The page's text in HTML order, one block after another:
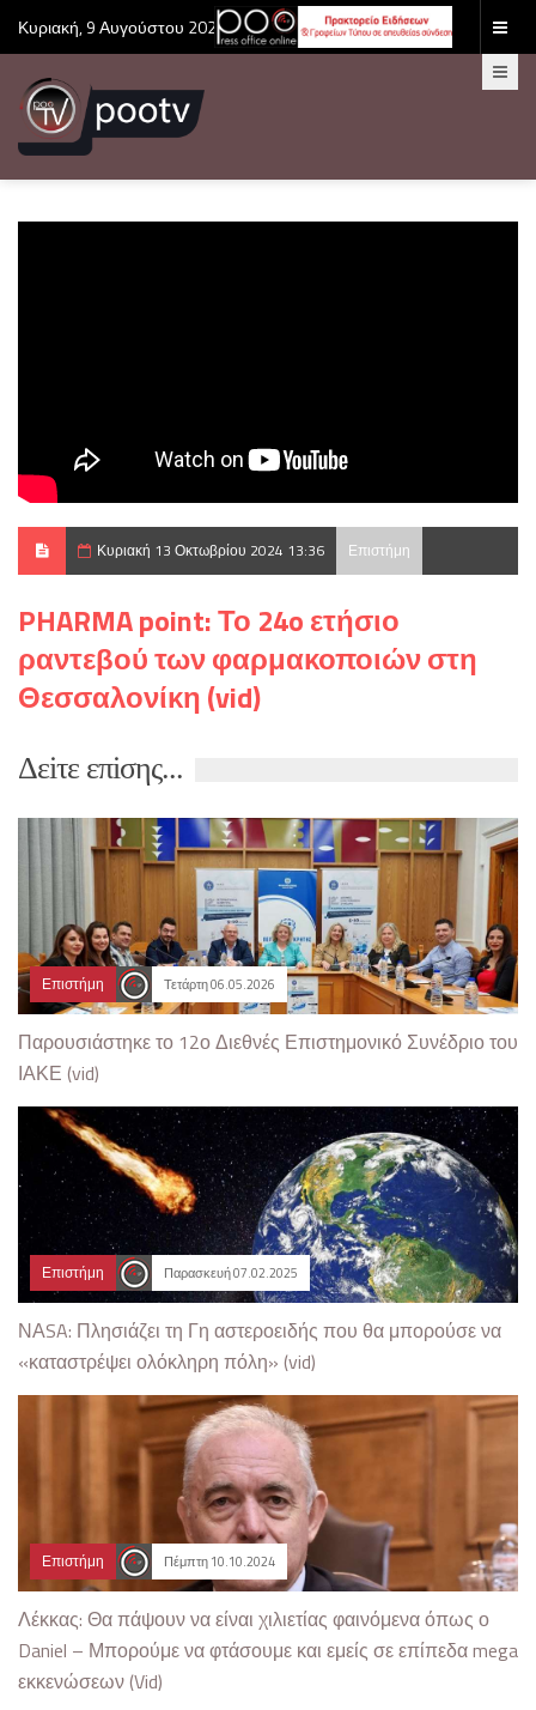
Κυριακή, 9 Αυγούστου 2026
Κυριακή 13 Οκτωβρίου 2024 13:36 Επιστήμη
PHARMA point: Το 24o ετήσιο
ραντεβού των φαρμακοποιών στη
Θεσσαλονίκη (vid)
Δεiτε επiσης...
Επιστήμη Τετάρτη 06.05.2026
Παρουσιάστηκε το 12ο Διεθνές Επιστημονικό Συνέδριο του
ΙΑΚΕ (vid)
Επιστήμη Παρασκευή 07.02.2025
ΝΑSA: Πλησιάζει τη Γη αστεροειδής που θα μπορούσε να
«καταστρέψει ολόκληρη πόλη» (vid)
Επιστήμη Πέμπτη 10.10.2024
Λέκκας: Θα πάψουν να είναι χιλιετίας φαινόμενα όπως ο
Daniel – Μπορούμε να φτάσουμε και εμείς σε επίπεδα mega
εκκενώσεων (Vid)